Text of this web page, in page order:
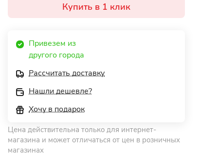
Купить в 1 клик
Привезем из
другого города
Рассчитать доставку
Нашли дешевле?
Хочу в подарок
Цена действительна только для интернет-
магазина и может отличаться от цен в розничных
магазинах